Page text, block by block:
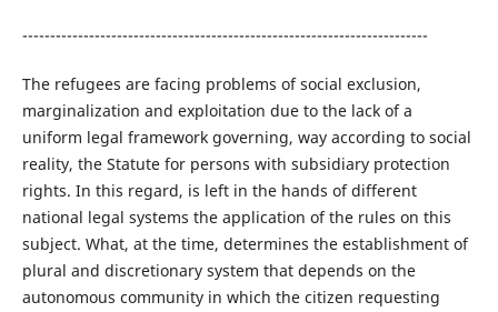
-------------------------------------------------------------------------
The refugees are facing problems of social exclusion,
marginalization and exploitation due to the lack of a
uniform legal framework governing, way according to social
reality, the Statute for persons with subsidiary protection
rights. In this regard, is left in the hands of different
national legal systems the application of the rules on this
subject. What, at the time, determines the establishment of
plural and discretionary system that depends on the
autonomous community in which the citizen requesting